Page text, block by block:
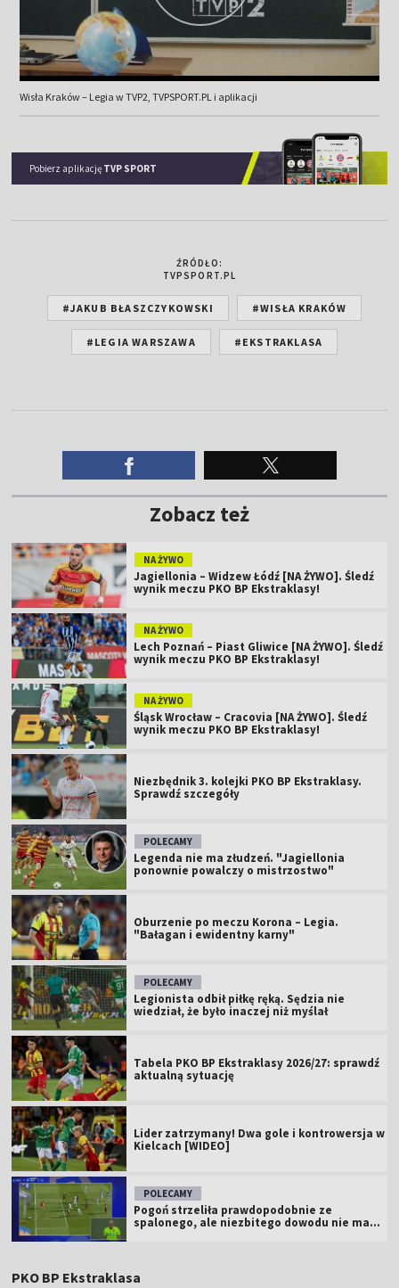
Wisła Kraków – Legia w TVP2, TVPSPORT.PL i aplikacji
Pobierz aplikację TVP SPORT
ŹRÓDŁO:
TVPSPORT.PL
#JAKUB BŁASZCZYKOWSKI #WISŁA KRAKÓW
#LEGIA WARSZAWA #EKSTRAKLASA
Zobacz też
NA ŻYWO
Jagiellonia – Widzew Łódź [NA ŻYWO]. Śledź
wynik meczu PKO BP Ekstraklasy!
NA ŻYWO
Lech Poznań – Piast Gliwice [NA ŻYWO]. Śledź
wynik meczu PKO BP Ekstraklasy!
NA ŻYWO
Śląsk Wrocław – Cracovia [NA ŻYWO]. Śledź
wynik meczu PKO BP Ekstraklasy!
Niezbędnik 3. kolejki PKO BP Ekstraklasy.
Sprawdź szczegóły
POLECAMY
Legenda nie ma złudzeń. "Jagiellonia
ponownie powalczy o mistrzostwo"
Oburzenie po meczu Korona – Legia.
"Bałagan i ewidentny karny"
POLECAMY
Legionista odbił piłkę ręką. Sędzia nie
wiedział, że było inaczej niż myślał
Tabela PKO BP Ekstraklasy 2026/27: sprawdź
aktualną sytuację
Lider zatrzymany! Dwa gole i kontrowersja w
Kielcach [WIDEO]
POLECAMY
Pogoń strzeliła prawdopodobnie ze
spalonego, ale niezbitego dowodu nie ma...
PKO BP Ekstraklasa